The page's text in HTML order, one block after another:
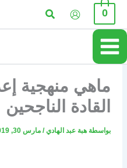
تخطي
المحتوى
0 البحث
ماهي منهجية
القادة الناجحين
بواسطة هبة عبد الهادي/ مارس 30, 2019